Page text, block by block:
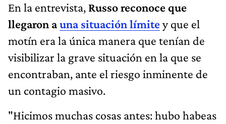
En la entrevista, Russo reconoce que
llegaron auna situación límitey que el
motín era la única manera que tenían de
visibilizar la grave situación en la que se
encontraban, ante el riesgo inminente de
un contagio masivo.
"Hicimos muchas cosas antes: hubo habeas